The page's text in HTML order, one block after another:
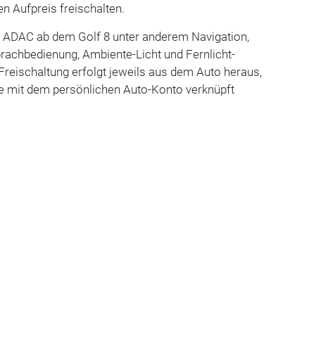
Aufpreis freischalten.
ab dem Golf 8 unter anderem Navigation,
Ambiente-Licht und Fernlicht-
erfolgt jeweils aus dem Auto heraus,
mit dem persönlichen Auto-Konto verknüpft